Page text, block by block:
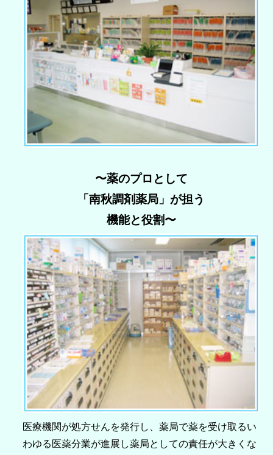
〜薬のプロとして
「南秋調剤薬局」が担う
機能と役割〜
医療機関が処方せんを発行し、薬局で薬を受け取るい
わゆる医薬分業が進展し薬局としての責任が大きくな